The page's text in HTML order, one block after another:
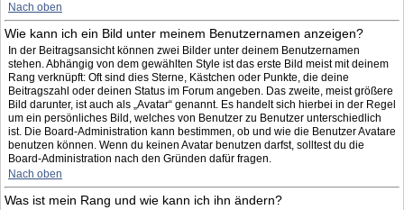
Nach oben
Wie kann ich ein Bild unter meinem Benutzernamen anzeigen?
In der Beitragsansicht können zwei Bilder unter deinem Benutzernamen
stehen. Abhängig von dem gewählten Style ist das erste Bild meist mit deinem
Rang verknüpft: Oft sind dies Sterne, Kästchen oder Punkte, die deine
Beitragszahl oder deinen Status im Forum angeben. Das zweite, meist größere
Bild darunter, ist auch als „Avatar“ genannt. Es handelt sich hierbei in der Regel
um ein persönliches Bild, welches von Benutzer zu Benutzer unterschiedlich
ist. Die Board-Administration kann bestimmen, ob und wie die Benutzer Avatare
benutzen können. Wenn du keinen Avatar benutzen darfst, solltest du die
Board-Administration nach den Gründen dafür fragen.
Nach oben
Was ist mein Rang und wie kann ich ihn ändern?